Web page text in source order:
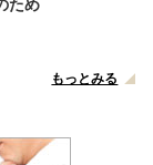
もっとみる